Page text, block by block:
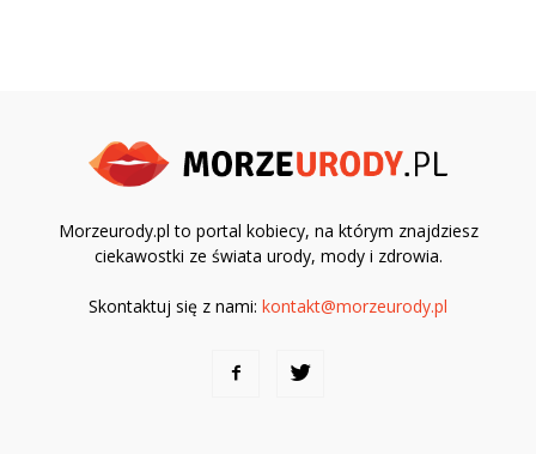
Morzeurody.pl to portal kobiecy, na którym znajdziesz
ciekawostki ze świata urody, mody i zdrowia.
Skontaktuj się z nami: kontakt@morzeurody.pl